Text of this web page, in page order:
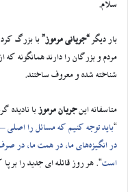
سلام.
بار دیگر “جریانی مرموز” با بزرگ
مردم و بزرگان را دارند همانگونه
شناخته شده و معروف ساختند.
متاسفانه اینجریان مرموز با نادیده
باید توجه کنیم که مسائل را
در انگیزه‌هاى ما، در همت ما، در
است “. هر روز قائله ای جدید را بر